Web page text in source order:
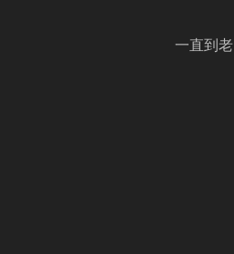
一直到老